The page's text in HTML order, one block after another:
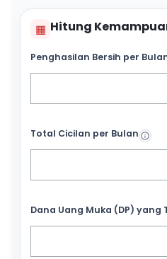
▦ Hitung
Penghasilan Bersih per
Total Cicilan per Bulan
Dana Uang Muka (DP) yang